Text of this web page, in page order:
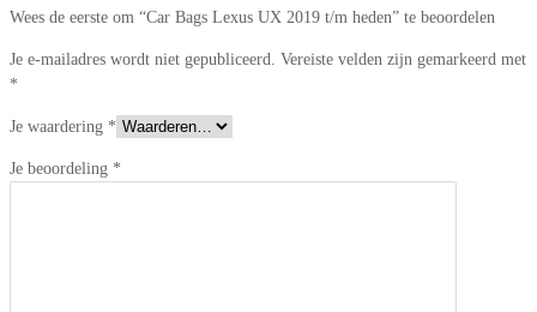
Wees de eerste om “Car Bags Lexus UX 2019 t/m heden” te beoordelen
Je e-mailadres wordt niet gepubliceerd. Vereiste velden zijn gemarkeerd met
*
Je waardering *
Je beoordeling *